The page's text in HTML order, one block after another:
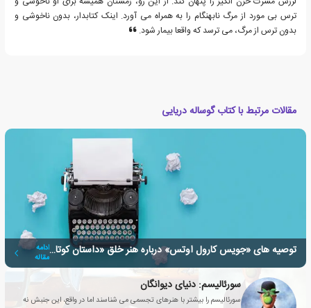
ترس بی مورد از مرگ نابهنگام را به همراه می آورد. اینک کتابدار، بدون ناخوشی و
بدون ترس از مرگ، می ترسد که واقعا بیمار شود.
مقالات مرتبط با کتاب گوساله دریایی
توصیه های «جویس کارول اوتس» درباره هنر خلق «داستان کوتاه»ادامه
مقاله
سورئالیسم: دنیای دیوانگان
سورئالیسم را بیشتر با هنرهای تجسمی می شناسند اما در واقع، این جنبش نه